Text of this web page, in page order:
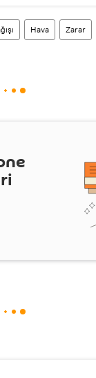
Hava Zarar